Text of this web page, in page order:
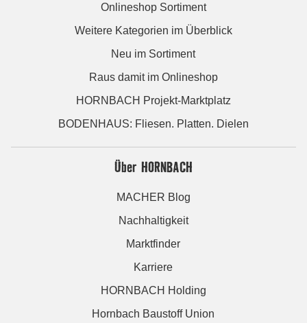
Onlineshop Sortiment
Weitere Kategorien im Überblick
Neu im Sortiment
Raus damit im Onlineshop
HORNBACH Projekt-Marktplatz
BODENHAUS: Fliesen. Platten. Dielen
Über HORNBACH
MACHER Blog
Nachhaltigkeit
Marktfinder
Karriere
HORNBACH Holding
Hornbach Baustoff Union